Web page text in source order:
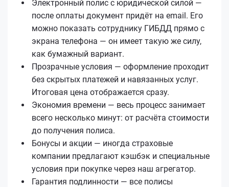
Электронный полис с юридической силой —
после оплаты документ придёт на email. Его
можно показать сотруднику ГИБДД прямо с
экрана телефона — он имеет такую же силу,
как бумажный вариант.
Прозрачные условия — оформление проходит
без скрытых платежей и навязанных услуг.
Итоговая цена отображается сразу.
Экономия времени — весь процесс занимает
всего несколько минут: от расчёта стоимости
до получения полиса.
Бонусы и акции — иногда страховые
компании предлагают кэшбэк и специальные
условия при покупке через наш агрегатор.
Гарантия подлинности — все полисы